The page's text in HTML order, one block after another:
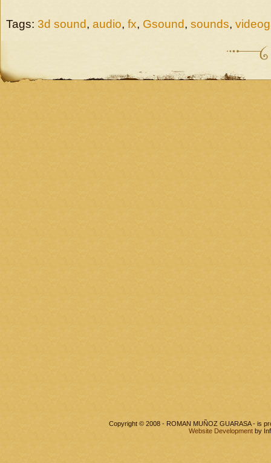
Tags: 3d sound, audio, fx, Gsound, sounds,
Copyright © 2008 - ROMAN MUÑOZ GUARASA - is
Website Development by